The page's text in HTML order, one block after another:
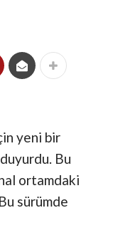
yeni bir
Bu
ortamdaki
sürümde